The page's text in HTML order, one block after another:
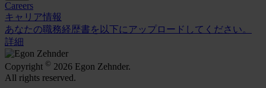
Careers
キャリア情報
あなたの職務経歴書を以下にアップロードしてください。
詳細
Copyright © 2026 Egon Zehnder.
All rights reserved.